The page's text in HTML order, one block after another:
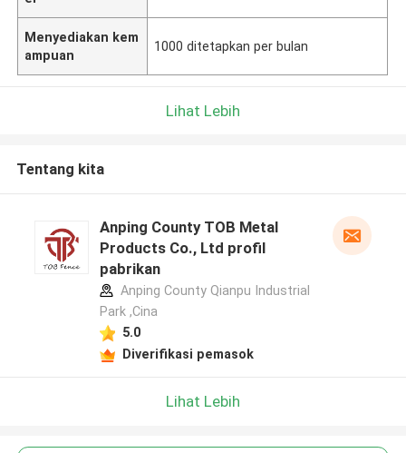
Menyediakan kem
ampuan
1000 ditetapkan per bulan
Lihat Lebih
Tentang kita
Anping County TOB Metal
Products Co., Ltd profil
pabrikan
Anping County Qianpu Industrial
Park ,Cina
5.0
Diverifikasi pemasok
Lihat Lebih